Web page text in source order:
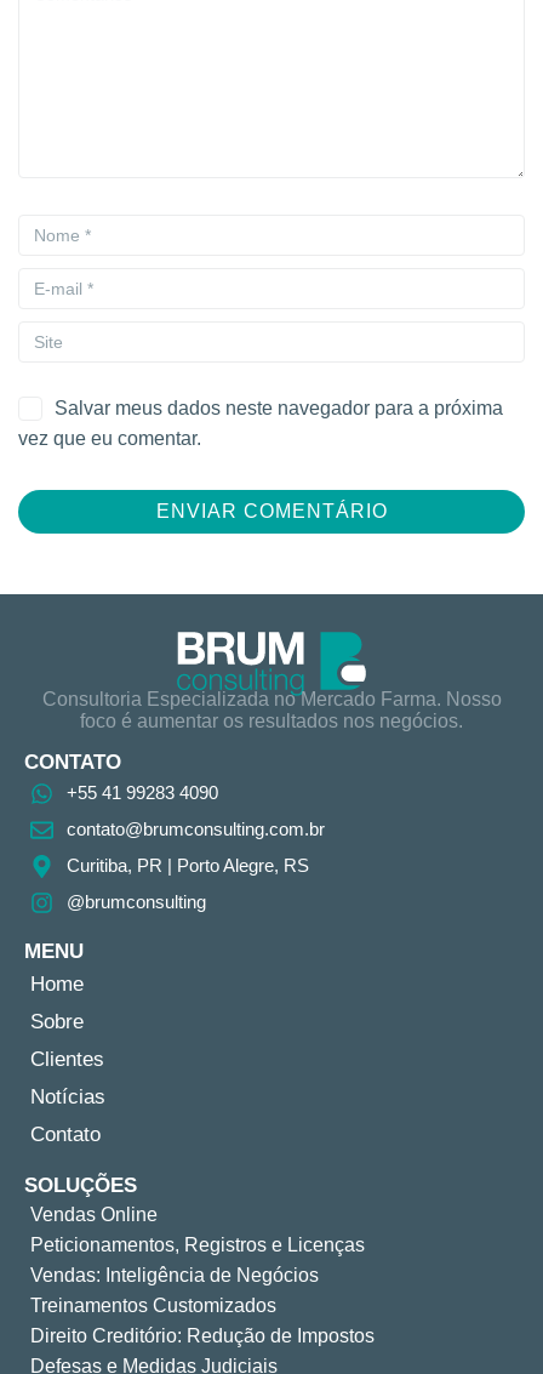
Salvar meus dados neste navegador para a próxima
vez que eu comentar.
Consultoria Especializada no Mercado Farma. Nosso
foco é aumentar os resultados nos negócios.
CONTATO
+55 41 99283 4090
contato@brumconsulting.com.br​
Curitiba, PR​ | Porto Alegre, RS
@brumconsulting
MENU
Home
Sobre
Clientes
Notícias
Contato
SOLUÇÕES
Vendas Online
Peticionamentos, Registros e Licenças
Vendas: Inteligência de Negócios
Treinamentos Customizados
Direito Creditório: Redução de Impostos
Defesas e Medidas Judiciais